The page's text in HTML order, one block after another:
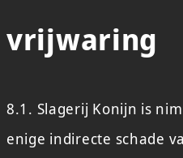
vrijwaring
8.1. Slagerij Konijn is
enige indirecte schade